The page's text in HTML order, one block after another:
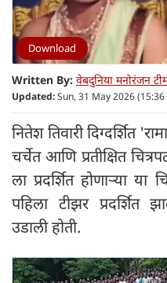
Download
Written By: वेबदुनिया मनोरंजन
Updated:Sun, 31 May 2026 (15:36
नितेश तिवारी दिग्दर्शित
चर्चेत आणि प्रतीक्षित
ला प्रदर्शित होणाऱ्या या
पहिला टीझर प्रदर्शित
उडाली होती.